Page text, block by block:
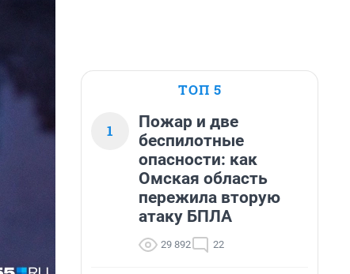
ТОП 5
1
Пожар и две
беспилотные
опасности: как
Омская область
пережила вторую
атаку БПЛА
29 892 22